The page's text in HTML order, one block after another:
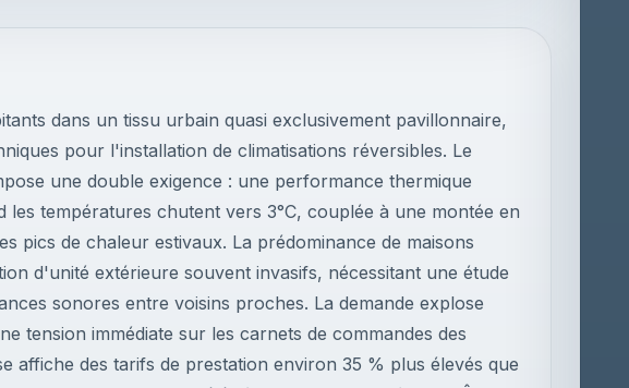
dans un tissu urbain quasi exclusivement pavillonnaire,
pour l'installation de climatisations réversibles. Le
une double exigence : une performance thermique
les températures chutent vers 3°C, couplée à une montée en
pics de chaleur estivaux. La prédominance de maisons
d'unité extérieure souvent invasifs, nécessitant une étude
sonores entre voisins proches. La demande explose
tension immédiate sur les carnets de commandes des
affiche des tarifs de prestation environ 35 % plus élevés que